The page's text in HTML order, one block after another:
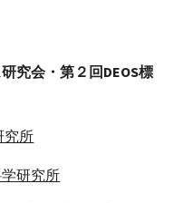
究会・第２回DEOS標
究所
研究所